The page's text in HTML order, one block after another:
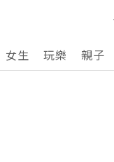
女生 玩樂 親子